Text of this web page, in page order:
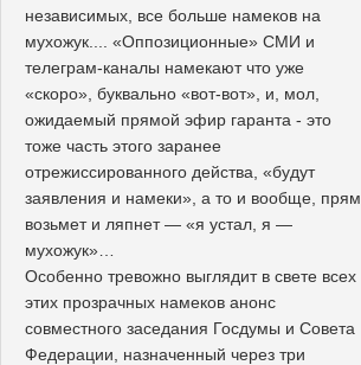
независимых, все больше намеков на
мухожук.... «Оппозиционные» СМИ и
телеграм-каналы намекают что уже
«скоро», буквально «вот-вот», и, мол,
ожидаемый прямой эфир гаранта - это
тоже часть этого заранее
отрежиссированного действа, «будут
заявления и намеки», а то и вообще, прям,
возьмет и ляпнет — «я устал, я —
мухожук»…
Особенно тревожно выглядит в свете всех
этих прозрачных намеков анонс
совместного заседания Госдумы и Совета
Федерации, назначенный через три